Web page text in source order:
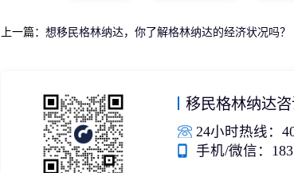
上一篇： 想移民格林纳达，你了解格林纳达的经济状况吗？
移民格林纳达
24小时热线：
手机/微信：